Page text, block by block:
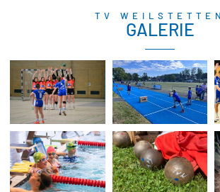
TV WEILSTETTEN
GALERIE